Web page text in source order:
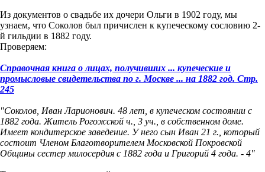
Из документов о свадьбе их дочери Ольги в 1902 году, мы
узнаем, что Соколов был причислен к купеческому сословию 2-
й гильдии в 1882 году.
Проверяем:
Справочная книга о лицах, получивших ... купеческие и
промысловые свидетельства по г. Москве ... на 1882 год. Стр.
245
"Соколов, Иван Ларионович. 48 лет, в купеческом состоянии с
1882 года. Житель Рогожской ч., 3 уч., в собственном доме.
Имеет кондитерское заведение. У него сын Иван 21 г., который
состоит Членом Благотворителем Московской Покровской
Общины сестер милосердия с 1882 года и Григорий 4 года. - 4"